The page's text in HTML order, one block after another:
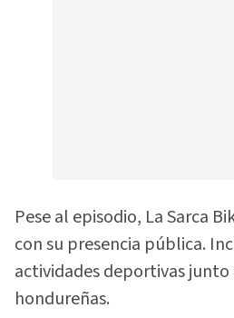
Pese al episodio, La Sarca
con su presencia pública.
actividades deportivas
hondureñas.